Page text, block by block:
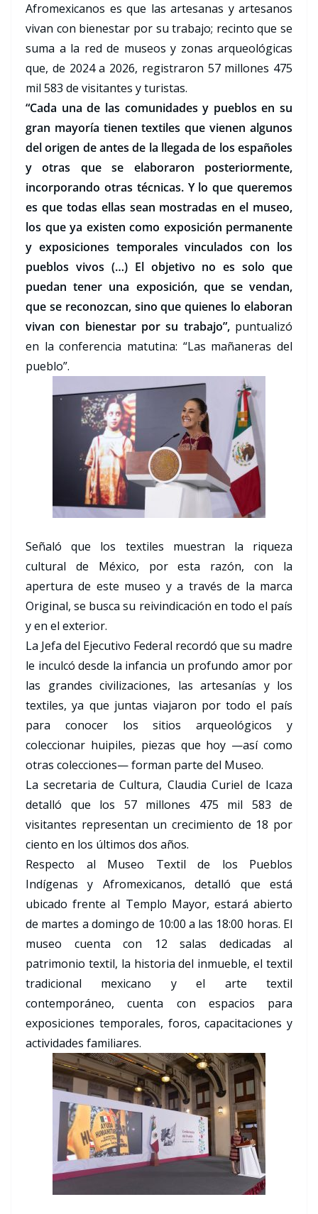
Afromexicanos es que las artesanas y artesanos
vivan con bienestar por su trabajo; recinto que se
suma a la red de museos y zonas arqueológicas
que, de 2024 a 2026, registraron 57 millones 475
mil 583 de visitantes y turistas.
“Cada una de las comunidades y pueblos en su
gran mayoría tienen textiles que vienen algunos
del origen de antes de la llegada de los españoles
y otras que se elaboraron posteriormente,
incorporando otras técnicas. Y lo que queremos
es que todas ellas sean mostradas en el museo,
los que ya existen como exposición permanente
y exposiciones temporales vinculados con los
pueblos vivos (…) El objetivo no es solo que
puedan tener una exposición, que se vendan,
que se reconozcan, sino que quienes lo elaboran
vivan con bienestar por su trabajo”,puntualizó
en la conferencia matutina: “Las mañaneras del
pueblo”.
Señaló que los textiles muestran la riqueza
cultural de México, por esta razón, con la
apertura de este museo y a través de la marca
Original, se busca su reivindicación en todo el país
y en el exterior.
La Jefa del Ejecutivo Federal recordó que su madre
le inculcó desde la infancia un profundo amor por
las grandes civilizaciones, las artesanías y los
textiles, ya que juntas viajaron por todo el país
para conocer los sitios arqueológicos y
coleccionar huipiles, piezas que hoy —así como
otras colecciones— forman parte del Museo.
La secretaria de Cultura, Claudia Curiel de Icaza
detalló que los 57 millones 475 mil 583 de
visitantes representan un crecimiento de 18 por
ciento en los últimos dos años.
Respecto al Museo Textil de los Pueblos
Indígenas y Afromexicanos, detalló que está
ubicado frente al Templo Mayor, estará abierto
de martes a domingo de 10:00 a las 18:00 horas. El
museo cuenta con 12 salas dedicadas al
patrimonio textil, la historia del inmueble, el textil
tradicional mexicano y el arte textil
contemporáneo, cuenta con espacios para
exposiciones temporales, foros, capacitaciones y
actividades familiares.